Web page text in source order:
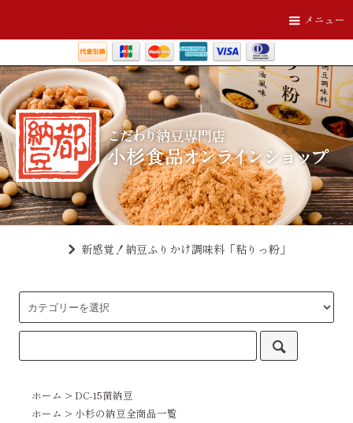
メニュー
新感覚！納豆ふりかけ調味料「粘りっ粉」
ホーム > DC-15菌納豆
ホーム > 小杉の納豆全商品一覧